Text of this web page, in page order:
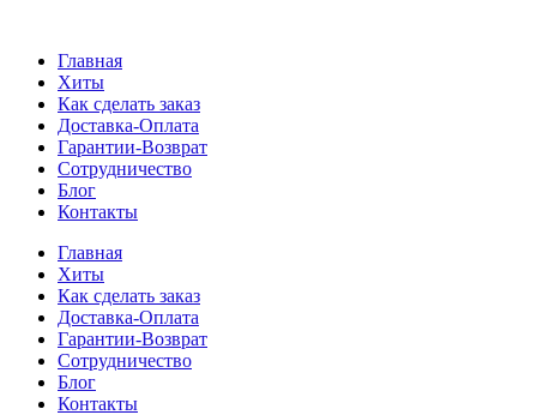
Главная
Хиты
Как сделать заказ
Доставка-Оплата
Гарантии-Возврат
Сотрудничество
Блог
Контакты
Главная
Хиты
Как сделать заказ
Доставка-Оплата
Гарантии-Возврат
Сотрудничество
Блог
Контакты